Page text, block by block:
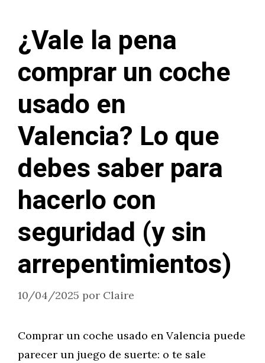
¿Vale la pena
comprar un coche
usado en
Valencia? Lo que
debes saber para
hacerlo con
seguridad (y sin
arrepentimientos)
10/04/2025 por Claire
Comprar un coche usado en Valencia puede
parecer un juego de suerte: o te sale